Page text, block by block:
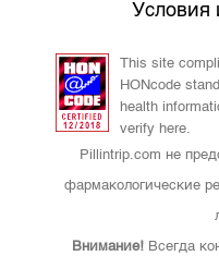
Условия
This site
HONcode
health
verify here.
Pillintrip.com не
фармакологические
Внимание!Всегда